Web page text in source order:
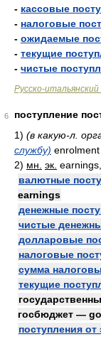
- кассовые
- налоговые
- ожидаемые
- текущие
- чистые
Русско-
6
поступление
1) (в какую-л.
службу) enrolment
2) мн. эк.
валютные
earnings
денежные
чистые
долларовые
налоговые
сумма
текущие
госбюджет —
поступления от